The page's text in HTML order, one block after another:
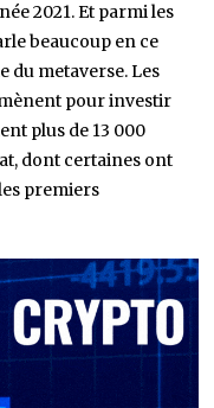
2021. Et parmi les
beaucoup en ce
du metaverse. Les
pour investir
plus de 13 000
dont certaines ont
premiers